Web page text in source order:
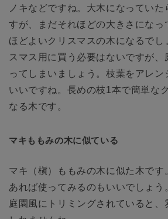
ノキなどですね。大木になってい
すが、まだそれほどの大きさになっ
ほどよいクリスマスの木になるでし
スマス用に買う必要はないですが、
ってしまいましょう。枝葉をアレン
いいですね。長めの枝1本で簡単な
なる木です。
マキももみの木に似ている
マキ（槇）ももみの木に似た木です
あれば使ってみるのもいいでしょう
庭園風にトリミングされていると、